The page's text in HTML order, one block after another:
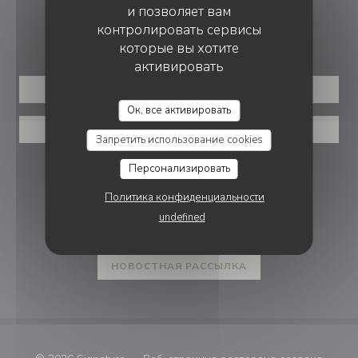
и позволяет вам
контролировать сервисы
которые вы хотите
активировать
Ок, все активировать
Запретить использование cookies
Персонализировать
Политика конфиденциальности
undefined
БРОНИРОВАНИЕ
ВАУЧЕРЫ
ПРИСОЕДИНЯЙТЕСЬ К НАМ
НОВОСТНАЯ РАССЫЛКА